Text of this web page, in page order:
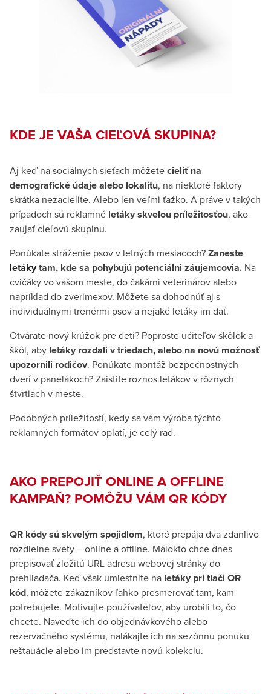
KDE JE VAŠA CIEĽOVÁ SKUPINA?
Aj keď na sociálnych sieťach môžete cieliť na
demografické údaje alebo lokalitu, na niektoré faktory
skrátka nezacielite. Alebo len veľmi ťažko. A práve v takých
prípadoch sú reklamné letáky skvelou príležitosťou, ako
zaujať cieľovú skupinu.
Ponúkate stráženie psov v letných mesiacoch? Zaneste
letákytam, kde sa pohybujú potenciálni záujemcovia. Na
cvičáky vo vašom meste, do čakární veterinárov alebo
napríklad do zverimexov. Môžete sa dohodnúť aj s
individuálnymi trenérmi psov a nejaké letáky im dať.
Otvárate nový krúžok pre deti? Poproste učiteľov škôlok a
škôl, aby letáky rozdali v triedach, alebo na novú možnosť
upozornili rodičov. Ponúkate montáž bezpečnostných
dverí v panelákoch? Zaistite roznos letákov v rôznych
štvrtiach v meste.
Podobných príležitostí, kedy sa vám výroba týchto
reklamných formátov oplatí, je celý rad.
AKO PREPOJIŤ ONLINE A OFFLINE
KAMPAŇ? POMÔŽU VÁM QR KÓDY
QR kódy sú skvelým spojidlom, ktoré prepája dva zdanlivo
rozdielne svety – online a offline. Málokto chce dnes
prepisovať zložitú URL adresu webovej stránky do
prehliadača. Keď však umiestnite na letáky pri tlači QR
kód, môžete zákazníkov ľahko presmerovať tam, kam
potrebujete. Motivujte používateľov, aby urobili to, čo
chcete. Naveďte ich do objednávkového alebo
rezervačného systému, nalákajte ich na sezónnu ponuku
reštauácie alebo im predstavte novú kolekciu.